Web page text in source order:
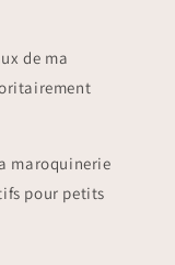
de ma
maroquinerie
pour petits